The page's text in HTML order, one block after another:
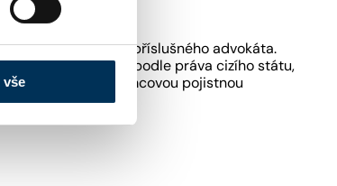
vše
podle sdělení příslušného advokáta.
právní služby podle práva cizího státu,
advokátů rámcovou pojistnou